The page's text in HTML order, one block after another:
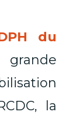
du
la